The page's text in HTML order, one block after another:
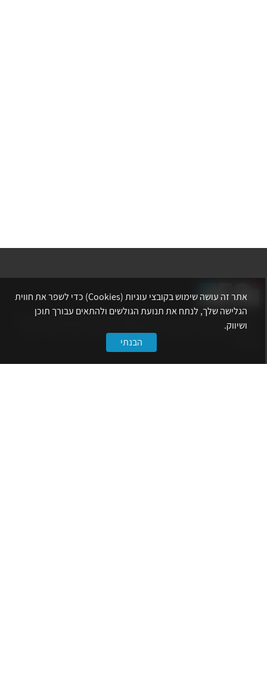
אתר לשכת המהנדסים, האדריכלים והאקדמאים בעלי המקצועות הטכנולוגיים
מרכז את הפעילויות המקצועיות, ההשתלמויות, ההטבות ואירועי הפנאי לאנשי
אתר זה עושה שימוש בקובצי עוגיות (Cookies) כדי לשפר את חווית
הגלישה שלך, לנתח את תנועת הגולשים ולהתאים עבורך תוכן
ושיווק.
הבנתי